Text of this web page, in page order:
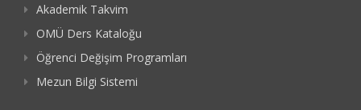
Akademik Takvim
OMÜ Ders Kataloğu
Öğrenci Değişim Programları
Mezun Bilgi Sistemi